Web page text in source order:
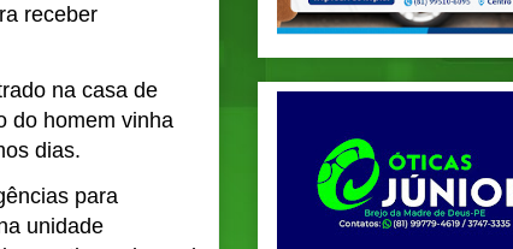
receber
na casa de
do homem vinha
dias.
para
unidade